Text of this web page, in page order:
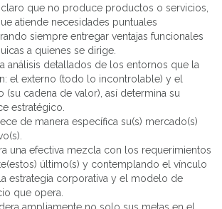
claro que no produce productos o servicios,
atiende necesidades puntuales
siempre entregar ventajas funcionales
a quienes se dirige.
análisis detallados de los entornos que la
el externo (todo lo incontrolable) y el
(su cadena de valor), así determina su
estratégico.
de manera específica su(s) mercado(s)
una efectiva mezcla con los requerimientos
último(s) y contemplando el vínculo
estrategia corporativa y el modelo de
que opera.